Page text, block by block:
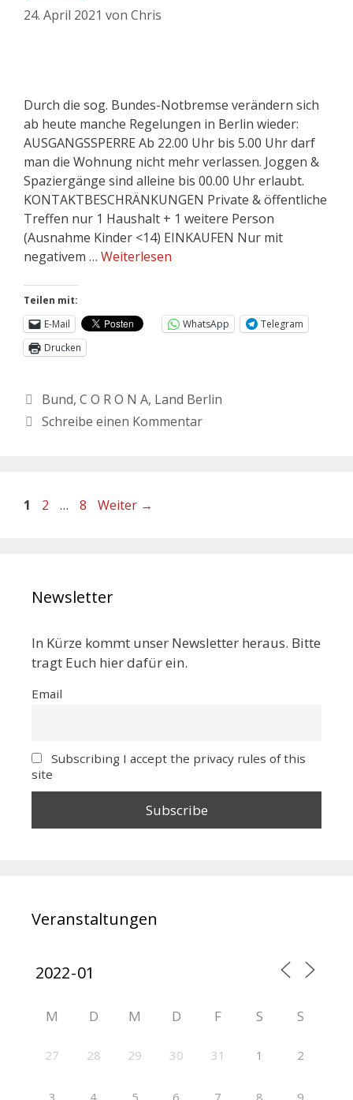
24. April 2021 von Chris
Durch die sog. Bundes-Notbremse verändern sich
ab heute manche Regelungen in Berlin wieder:
AUSGANGSSPERRE Ab 22.00 Uhr bis 5.00 Uhr darf
man die Wohnung nicht mehr verlassen. Joggen &
Spaziergänge sind alleine bis 00.00 Uhr erlaubt.
KONTAKTBESCHRÄNKUNGEN Private & öffentliche
Treffen nur 1 Haushalt + 1 weitere Person
(Ausnahme Kinder <14) EINKAUFEN Nur mit
negativem … Weiterlesen
Teilen mit:
E-Mail
WhatsApp
Telegram
Drucken
Bund, C O R O N A, Land Berlin
Schreibe einen Kommentar
1 2 … 8 Weiter →
Newsletter
In Kürze kommt unser Newsletter heraus. Bitte
tragt Euch hier dafür ein.
Email
Subscribing I accept the privacy rules of this
site
Veranstaltungen
M D M D F S S
27 28 29 30 31 1 2
3 4 5 6 7 8 9